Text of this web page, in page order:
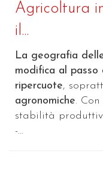
Agricoltura
il...
La geografia
modifica al passo
ripercuote,
agronomiche.
stabilità
-...